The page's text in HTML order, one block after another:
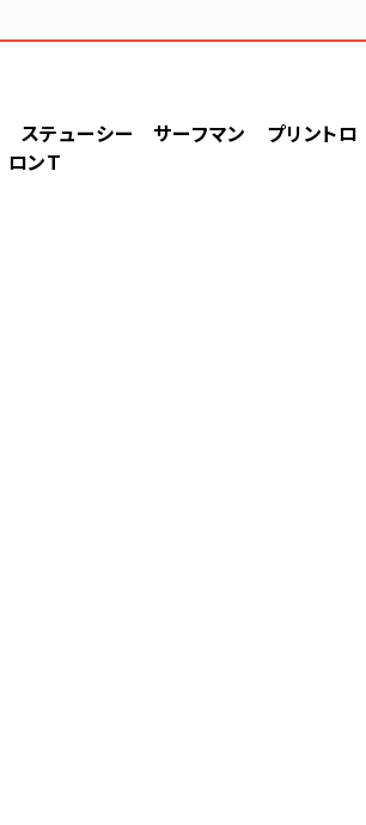
テューシー サーフマン プリントロ
ンT